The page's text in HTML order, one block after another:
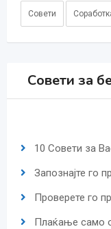
Совети
Совети за
10 Совети за
Запознајте го
Проверете го
Плаќање само